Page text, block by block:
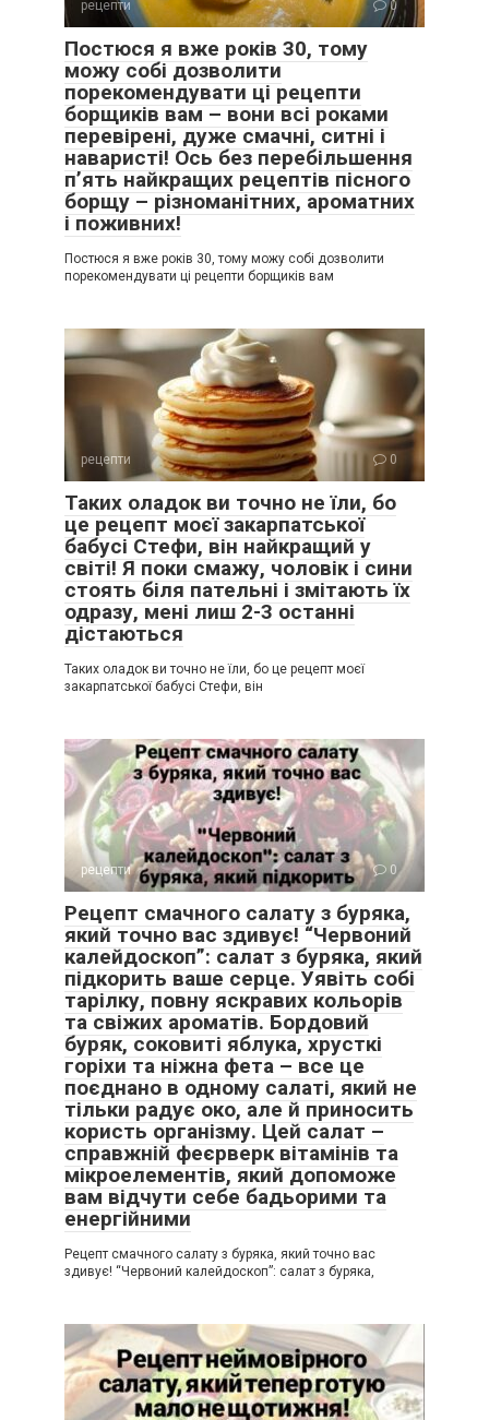
рецепти 0
Постюся я вже років 30, тому
можу собі дозволити
порекомендувати ці рецепти
борщиків вам – вони всі роками
перевірені, дуже смачні, ситні і
наваристі! Ось без перебільшення
п’ять найкращих рецептів пісного
борщу – різноманітних, ароматних
і поживних!
Постюся я вже років 30, тому можу собі дозволити
порекомендувати ці рецепти борщиків вам
рецепти 0
Таких оладок ви точно не їли, бо
це рецепт моєї закарпатської
бабусі Стефи, він найкращий у
світі! Я поки смажу, чоловік і сини
стоять біля пательні і змітають їх
одразу, мені лиш 2-3 останні
дістаються
Таких оладок ви точно не їли, бо це рецепт моєї
закарпатської бабусі Стефи, він
рецепти 0
Рецепт смачного салату з буряка,
який точно вас здивує! “Червоний
калейдоскоп”: салат з буряка, який
підкорить ваше серце. Уявіть собі
тарілку, повну яскравих кольорів
та свіжих ароматів. Бордовий
буряк, соковиті яблука, хрусткі
горіхи та ніжна фета – все це
поєднано в одному салаті, який не
тільки радує око, але й приносить
користь організму. Цей салат –
справжній феєрверк вітамінів та
мікроелементів, який допоможе
вам відчути себе бадьорими та
енергійними
Рецепт смачного салату з буряка, який точно вас
здивує! “Червоний калейдоскоп”: салат з буряка,